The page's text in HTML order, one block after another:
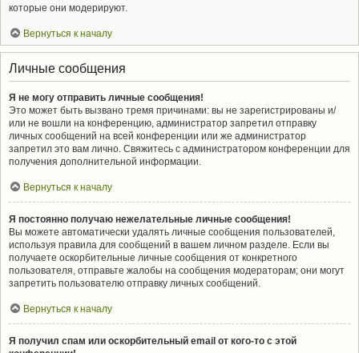
которые они модерируют.
Вернуться к началу
Личные сообщения
Я не могу отправить личные сообщения!
Это может быть вызвано тремя причинами: вы не зарегистрированы и/
или не вошли на конференцию, администратор запретил отправку
личных сообщений на всей конференции или же администратор
запретил это вам лично. Свяжитесь с администратором конференции для
получения дополнительной информации.
Вернуться к началу
Я постоянно получаю нежелательные личные сообщения!
Вы можете автоматически удалять личные сообщения пользователей,
используя правила для сообщений в вашем личном разделе. Если вы
получаете оскорбительные личные сообщения от конкретного
пользователя, отправьте жалобы на сообщения модераторам; они могут
запретить пользователю отправку личных сообщений.
Вернуться к началу
Я получил спам или оскорбительный email от кого-то с этой